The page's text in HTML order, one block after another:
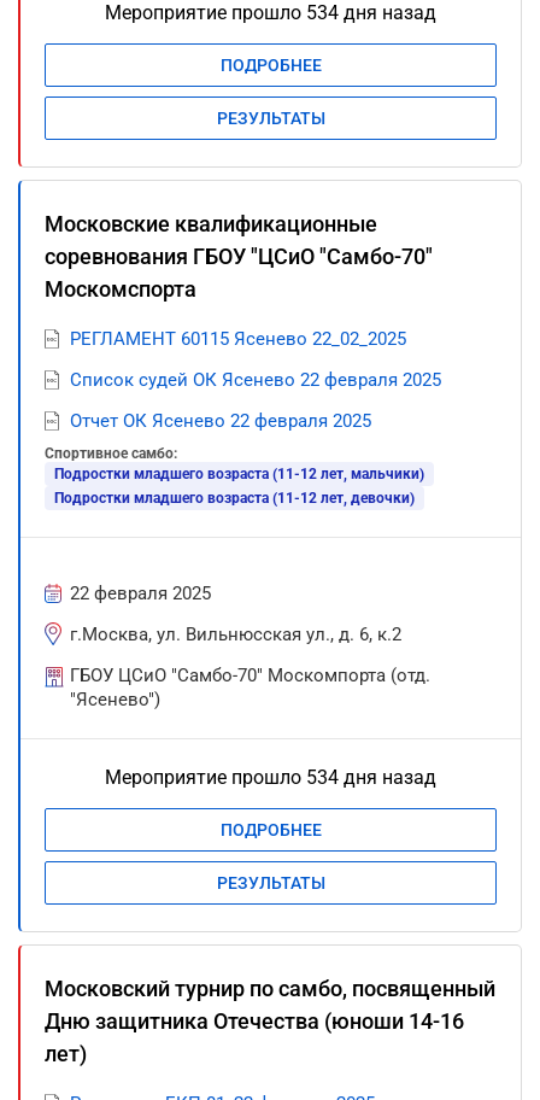
Мероприятие прошло 534 дня назад
ПОДРОБНЕЕ
РЕЗУЛЬТАТЫ
Московские квалификационные
соревнования ГБОУ "ЦСиО "Самбо-70"
Москомспорта
РЕГЛАМЕНТ 60115 Ясенево 22_02_2025
Список судей ОК Ясенево 22 февраля 2025
Отчет ОК Ясенево 22 февраля 2025
Спортивное самбо:
Подростки младшего возраста (11-12 лет, мальчики)
Подростки младшего возраста (11-12 лет, девочки)
22 февраля 2025
г.Москва, ул. Вильнюсская ул., д. 6, к.2
ГБОУ ЦСиО "Самбо-70" Москомпорта (отд.
"Ясенево")
Мероприятие прошло 534 дня назад
ПОДРОБНЕЕ
РЕЗУЛЬТАТЫ
Московский турнир по самбо, посвященный
Дню защитника Отечества (юноши 14-16
лет)